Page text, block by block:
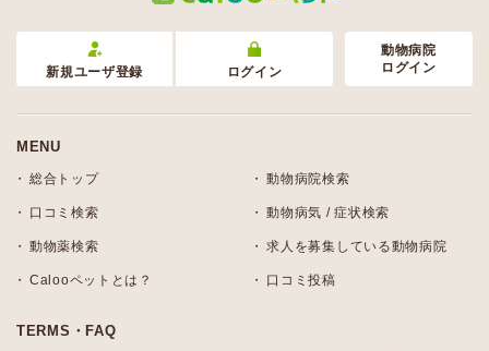
新規ユーザ登録 ログイン
動物病院
ログイン
MENU
総合トップ 動物病院検索
口コミ検索 動物病気 / 症状検索
動物薬検索 求人を募集している動物病院
Calooペットとは？ 口コミ投稿
TERMS・FAQ